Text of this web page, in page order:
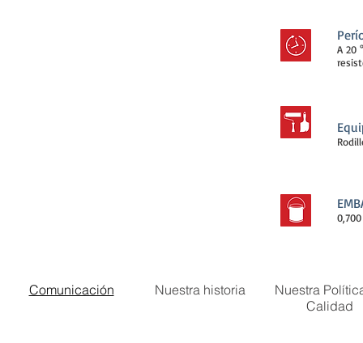
A 20
Nuestra historia
Nuestra
Calidad
Comunicación